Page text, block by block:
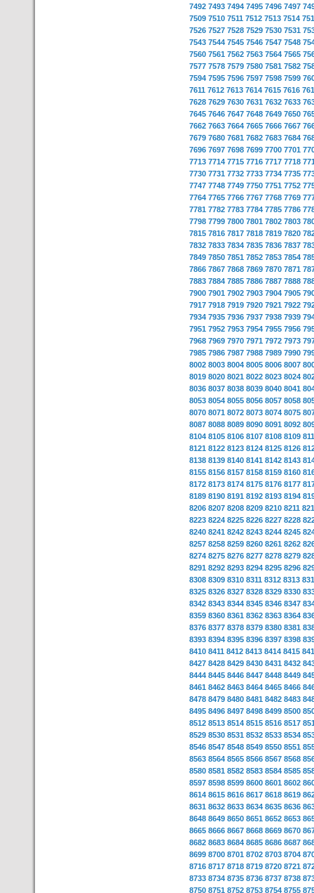
7492 7493 7494 7495 7496 7497
7509 7510 7511 7512 7513 7514
7526 7527 7528 7529 7530 7531
7543 7544 7545 7546 7547 7548
7560 7561 7562 7563 7564 7565
7577 7578 7579 7580 7581 7582
7594 7595 7596 7597 7598 7599
7611 7612 7613 7614 7615 7616
7628 7629 7630 7631 7632 7633
7645 7646 7647 7648 7649 7650
7662 7663 7664 7665 7666 7667
7679 7680 7681 7682 7683 7684
7696 7697 7698 7699 7700 7701
7713 7714 7715 7716 7717 7718
7730 7731 7732 7733 7734 7735
7747 7748 7749 7750 7751 7752
7764 7765 7766 7767 7768 7769
7781 7782 7783 7784 7785 7786
7798 7799 7800 7801 7802 7803
7815 7816 7817 7818 7819 7820
7832 7833 7834 7835 7836 7837
7849 7850 7851 7852 7853 7854
7866 7867 7868 7869 7870 7871
7883 7884 7885 7886 7887 7888
7900 7901 7902 7903 7904 7905
7917 7918 7919 7920 7921 7922
7934 7935 7936 7937 7938 7939
7951 7952 7953 7954 7955 7956
7968 7969 7970 7971 7972 7973
7985 7986 7987 7988 7989 7990
8002 8003 8004 8005 8006 8007
8019 8020 8021 8022 8023 8024
8036 8037 8038 8039 8040 8041
8053 8054 8055 8056 8057 8058
8070 8071 8072 8073 8074 8075
8087 8088 8089 8090 8091 8092
8104 8105 8106 8107 8108 8109
8121 8122 8123 8124 8125 8126
8138 8139 8140 8141 8142 8143
8155 8156 8157 8158 8159 8160
8172 8173 8174 8175 8176 8177
8189 8190 8191 8192 8193 8194
8206 8207 8208 8209 8210 8211
8223 8224 8225 8226 8227 8228
8240 8241 8242 8243 8244 8245
8257 8258 8259 8260 8261 8262
8274 8275 8276 8277 8278 8279
8291 8292 8293 8294 8295 8296
8308 8309 8310 8311 8312 8313
8325 8326 8327 8328 8329 8330
8342 8343 8344 8345 8346 8347
8359 8360 8361 8362 8363 8364
8376 8377 8378 8379 8380 8381
8393 8394 8395 8396 8397 8398
8410 8411 8412 8413 8414 8415
8427 8428 8429 8430 8431 8432
8444 8445 8446 8447 8448 8449
8461 8462 8463 8464 8465 8466
8478 8479 8480 8481 8482 8483
8495 8496 8497 8498 8499 8500
8512 8513 8514 8515 8516 8517
8529 8530 8531 8532 8533 8534
8546 8547 8548 8549 8550 8551
8563 8564 8565 8566 8567 8568
8580 8581 8582 8583 8584 8585
8597 8598 8599 8600 8601 8602
8614 8615 8616 8617 8618 8619
8631 8632 8633 8634 8635 8636
8648 8649 8650 8651 8652 8653
8665 8666 8667 8668 8669 8670
8682 8683 8684 8685 8686 8687
8699 8700 8701 8702 8703 8704
8716 8717 8718 8719 8720 8721
8733 8734 8735 8736 8737 8738
8750 8751 8752 8753 8754 8755